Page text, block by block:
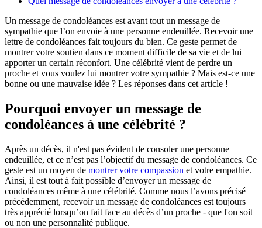
Un message de condoléances est avant tout un message de
sympathie que l’on envoie à une personne endeuillée. Recevoir une
lettre de condoléances fait toujours du bien. Ce geste permet de
montrer votre soutien dans ce moment difficile de sa vie et de lui
apporter un certain réconfort. Une célébrité vient de perdre un
proche et vous voulez lui montrer votre sympathie ? Mais est-ce une
bonne ou une mauvaise idée ? Les réponses dans cet article !
Pourquoi envoyer un message de
condoléances à une célébrité ?
Après un décès, il n'est pas évident de consoler une personne
endeuillée, et ce n’est pas l’objectif du message de condoléances. Ce
geste est un moyen de montrer votre compassion et votre empathie.
Ainsi, il est tout à fait possible d’envoyer un message de
condoléances même à une célébrité. Comme nous l’avons précisé
précédemment, recevoir un message de condoléances est toujours
très apprécié lorsqu’on fait face au décès d’un proche - que l'on soit
ou non une personnalité publique.